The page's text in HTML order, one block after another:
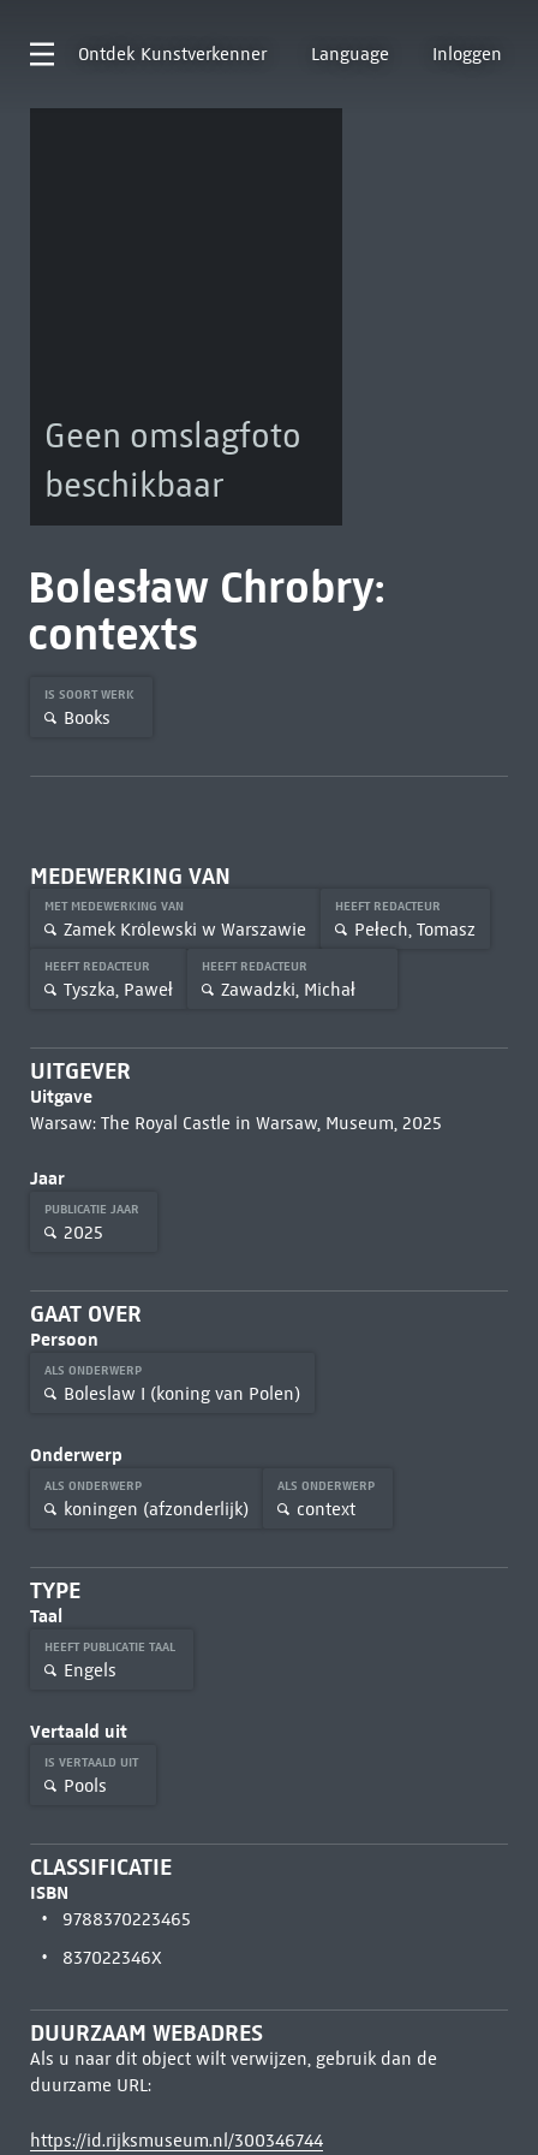
Ontdek Kunstverkenner Language Inloggen
Geen omslagfoto
beschikbaar
Bolesław Chrobry:
contexts
IS SOORT WERK
Books
MEDEWERKING VAN
MET MEDEWERKING VAN
Zamek Królewski w Warszawie
HEEFT REDACTEUR
Pełech, Tomasz
HEEFT REDACTEUR
Tyszka, Paweł
HEEFT REDACTEUR
Zawadzki, Michał
UITGEVER
Uitgave
Warsaw: The Royal Castle in Warsaw, Museum, 2025
Jaar
PUBLICATIE JAAR
2025
GAAT OVER
Persoon
ALS ONDERWERP
Boleslaw I (koning van Polen)
Onderwerp
ALS ONDERWERP
koningen (afzonderlijk)
ALS ONDERWERP
context
TYPE
Taal
HEEFT PUBLICATIE TAAL
Engels
Vertaald uit
IS VERTAALD UIT
Pools
CLASSIFICATIE
ISBN
9788370223465
837022346X
DUURZAAM WEBADRES
Als u naar dit object wilt verwijzen, gebruik dan de
duurzame URL:
https://id.rijksmuseum.nl/300346744